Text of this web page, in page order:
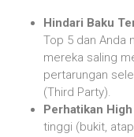
Hindari Baku
Top 5 dan Anda
mereka saling
pertarungan
(Third Party).
Perhatikan
tinggi (bukit,